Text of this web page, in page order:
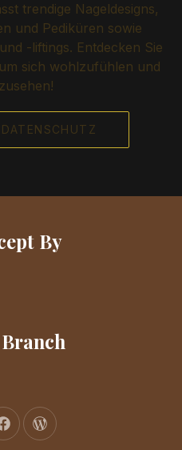
trendige Nageldesigns,
und Pediküren sowie
-liftings. Entdecken Sie
sich wohlzufühlen und
By
New WindowNew Window